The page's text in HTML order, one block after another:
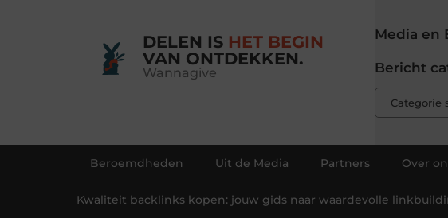
DELEN IS HET BEGIN
VAN ONTDEKKEN.
Wannagive
Media en
Bericht
Beroemdheden Uit de Media Partners Over
Kwaliteit backlinks kopen: jouw gids naar waardevolle